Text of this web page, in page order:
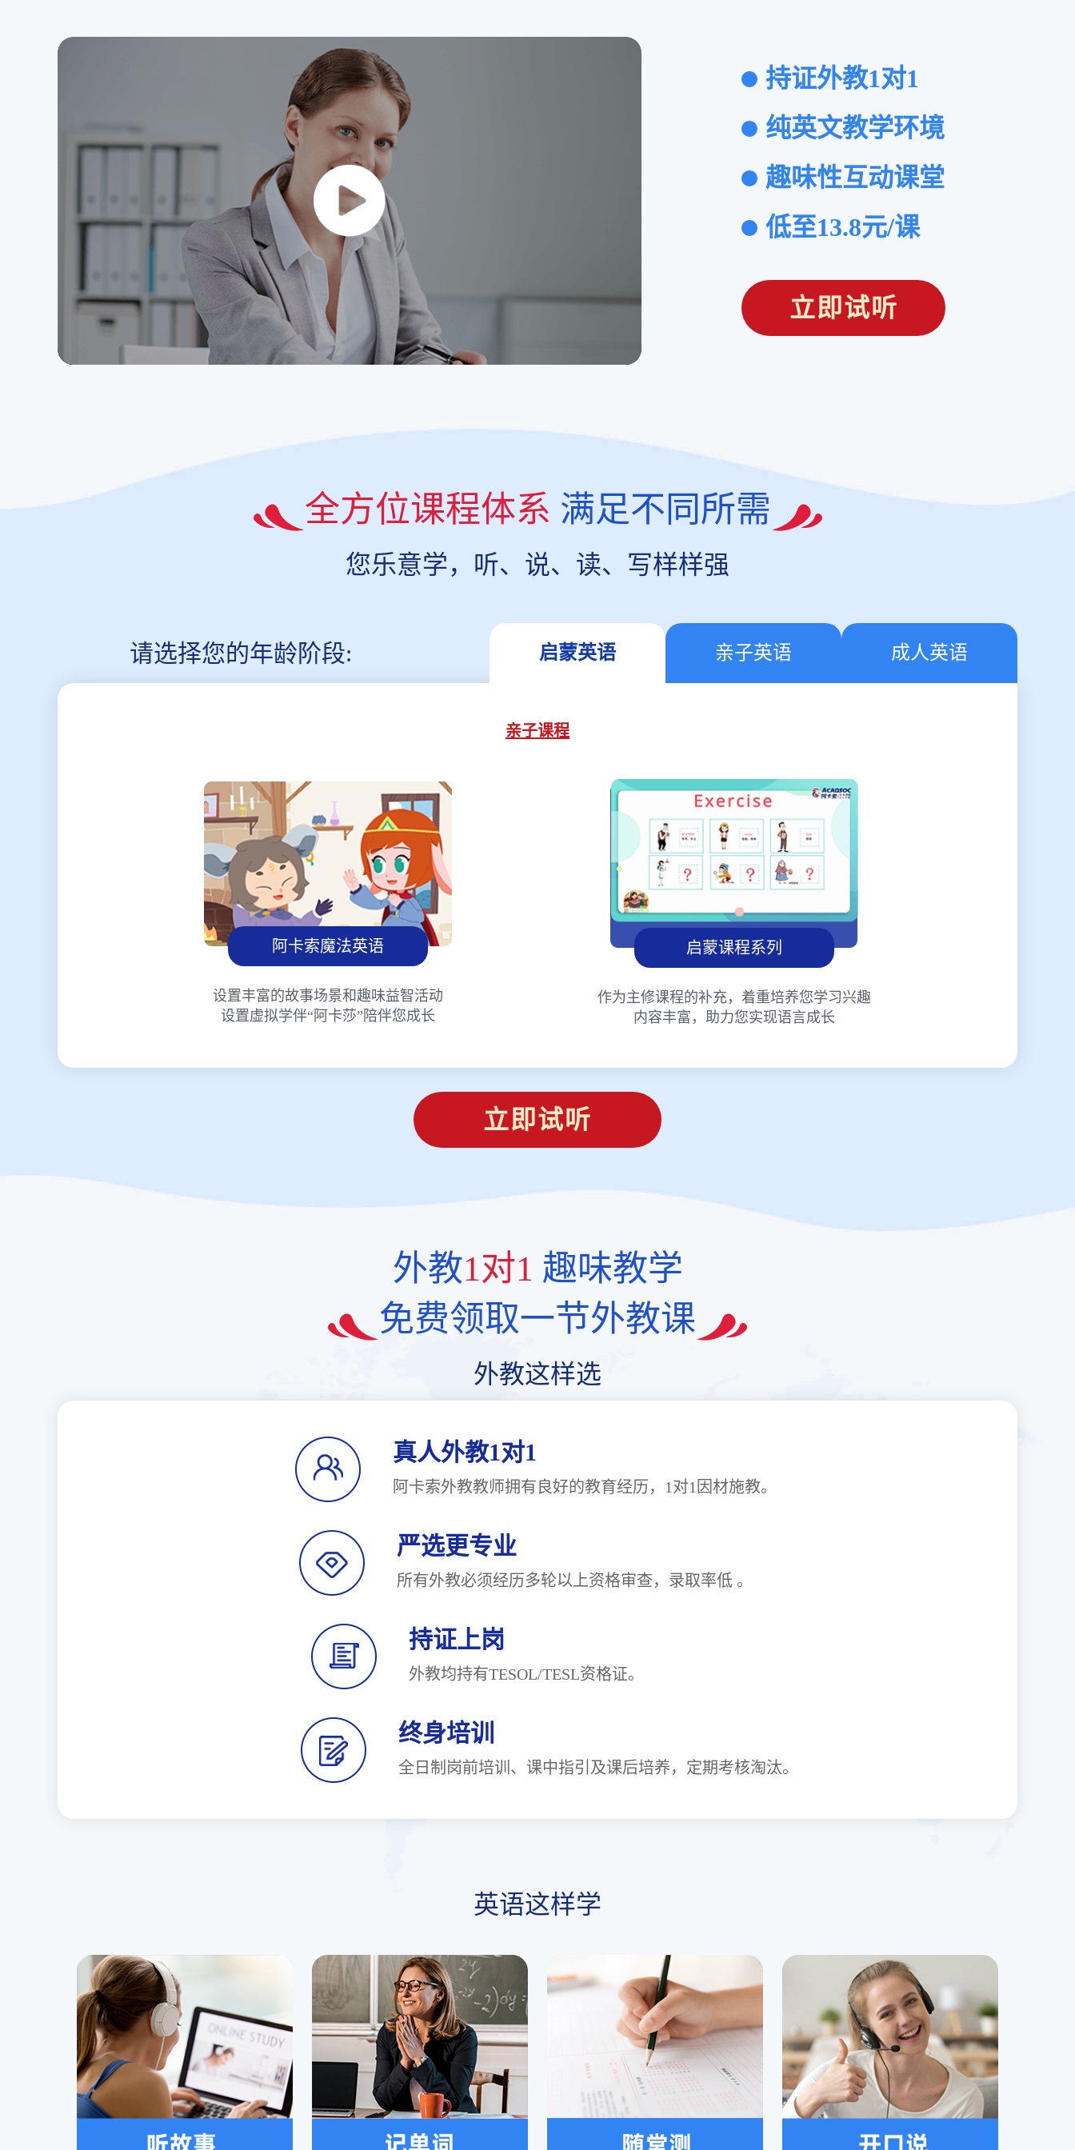
持证外教1对1
纯英文教学环境
趣味性互动课堂
低至13.8元/课
立即试听
全方位课程体系 满足不同所需
您乐意学，听、说、读、写样样强
请选择您的年龄阶段: 启蒙英语 亲子英语 成人英语
亲子课程
阿卡索魔法英语
设置丰富的故事场景和趣味益智活动
设置虚拟学伴“阿卡莎”陪伴您成长
启蒙课程系列
作为主修课程的补充，着重培养您学习兴趣
内容丰富，助力您实现语言成长
立即试听
外教1对1 趣味教学
免费领取一节外教课
外教这样选
真人外教1对1
阿卡索外教教师拥有良好的教育经历，1对1因材施教。
严选更专业
所有外教必须经历多轮以上资格审查，录取率低 。
持证上岗
外教均持有TESOL/TESL资格证。
终身培训
全日制岗前培训、课中指引及课后培养，定期考核淘汰。
英语这样学